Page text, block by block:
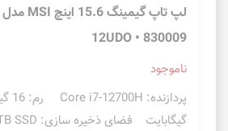
12UDO • 830009
ناموجود
گیگابایت فضای ذخیره سازی: 1TB SSD